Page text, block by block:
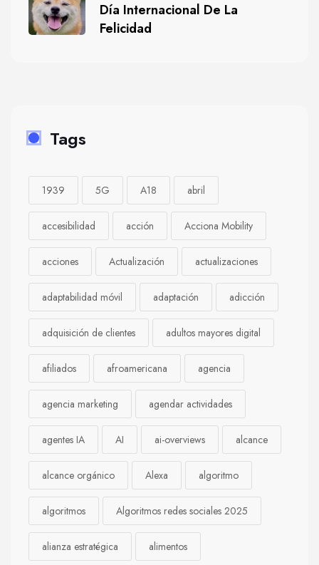
Día Internacional De La
Felicidad
Tags
1939 5G A18 abril
accesibilidad acción Acciona Mobility
acciones Actualización actualizaciones
adaptabilidad móvil adaptación adicción
adquisición de clientes adultos mayores digital
afiliados afroamericana agencia
agencia marketing agendar actividades
agentes IA AI ai-overviews alcance
alcance orgánico Alexa algoritmo
algoritmos Algoritmos redes sociales 2025
alianza estratégica alimentos